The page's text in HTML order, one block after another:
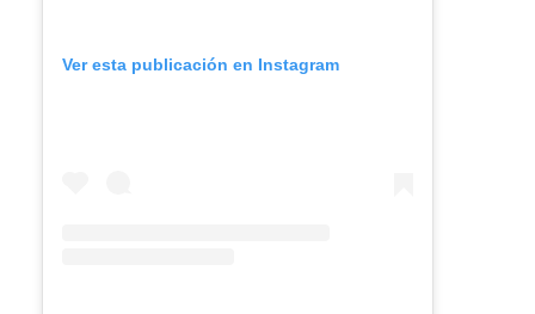
Ver esta publicación en Instagram